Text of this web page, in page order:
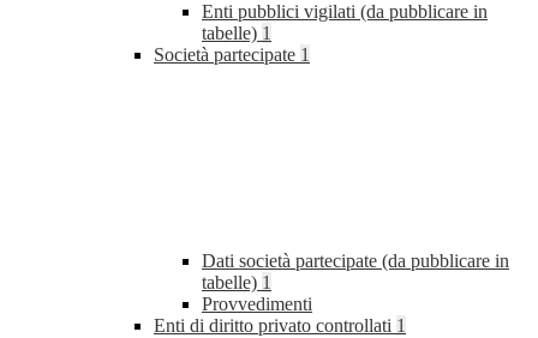
Enti pubblici vigilati (da pubblicare in
tabelle) 1
Società partecipate 1
Dati società partecipate (da pubblicare in
tabelle) 1
Provvedimenti
Enti di diritto privato controllati 1